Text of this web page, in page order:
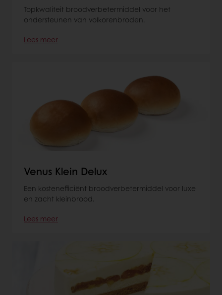
Topkwaliteit broodverbetermiddel voor het
ondersteunen van volkorenbroden.
Lees meer
Venus Klein Delux
Een kostenefficiënt broodverbetermiddel voor luxe
en zacht kleinbrood.
Lees meer